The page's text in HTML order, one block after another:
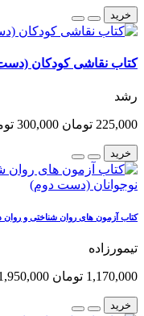
خرید
کتاب نقاشی کودکان
رشد
225,000 تومان 300,000 تومان
خرید
کتاب آزمون های روان شناختی و
تیمورزاده
1,170,000 تومان 1,950,000
خرید